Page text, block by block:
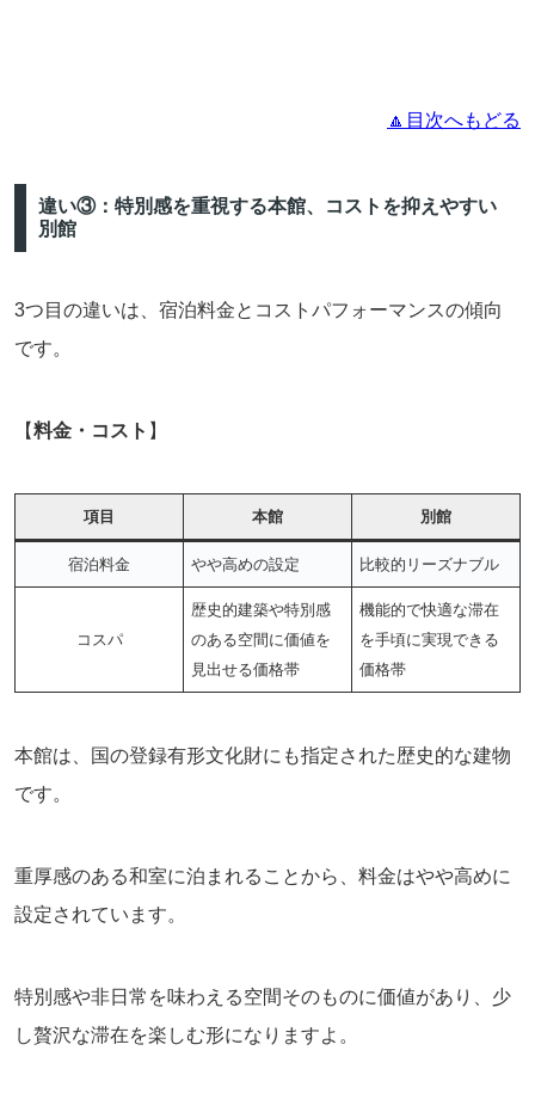
🔼目次へもどる
違い③：特別感を重視する本館、コストを抑えやすい
別館
3つ目の違いは、宿泊料金とコストパフォーマンスの傾向
です。
【料金・コスト 】
項目 本館 別館
宿泊料金 やや高めの設定 比較的リーズナブル
コスパ
歴史的建築や特別感
のある空間に価値を
見出せる価格帯
機能的で快適な滞在
を手頃に実現できる
価格帯
本館は、国の登録有形文化財にも指定された歴史的な建物
です。
重厚感のある和室に泊まれることから、料金はやや高めに
設定されています。
特別感や非日常を味わえる空間そのものに価値があり、少
し贅沢な滞在を楽しむ形になりますよ。